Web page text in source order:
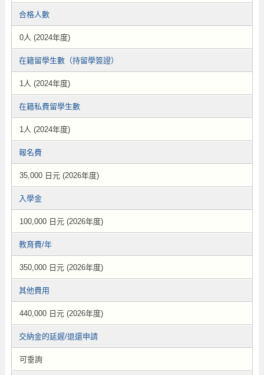
合格人數
0人 (2024年度)
在籍留學生數（持留學簽證）
1人 (2024年度)
在籍私費留學生數
1人 (2024年度)
報名費
35,000 日元 (2026年度)
入學金
100,000 日元 (2026年度)
教育費/年
350,000 日元 (2026年度)
其他費用
440,000 日元 (2026年度)
交納金的延遲/退還申請
可垂詢